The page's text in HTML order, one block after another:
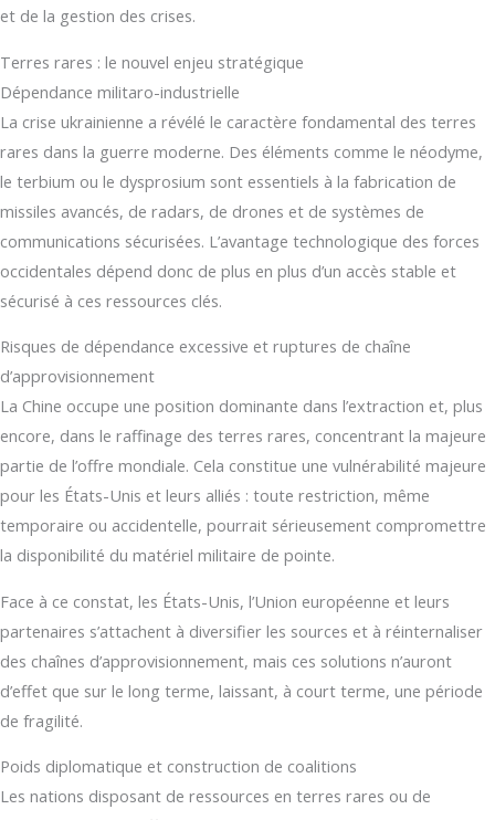
et de la gestion des crises.
Terres rares : le nouvel enjeu stratégique
Dépendance militaro-industrielle
La crise ukrainienne a révélé le caractère fondamental des terres
rares dans la guerre moderne. Des éléments comme le néodyme,
le terbium ou le dysprosium sont essentiels à la fabrication de
missiles avancés, de radars, de drones et de systèmes de
communications sécurisées. L’avantage technologique des forces
occidentales dépend donc de plus en plus d’un accès stable et
sécurisé à ces ressources clés.
Risques de dépendance excessive et ruptures de chaîne
d’approvisionnement
La Chine occupe une position dominante dans l’extraction et, plus
encore, dans le raffinage des terres rares, concentrant la majeure
partie de l’offre mondiale. Cela constitue une vulnérabilité majeure
pour les États-Unis et leurs alliés : toute restriction, même
temporaire ou accidentelle, pourrait sérieusement compromettre
la disponibilité du matériel militaire de pointe.
Face à ce constat, les États-Unis, l’Union européenne et leurs
partenaires s’attachent à diversifier les sources et à réinternaliser
des chaînes d’approvisionnement, mais ces solutions n’auront
d’effet que sur le long terme, laissant, à court terme, une période
de fragilité.
Poids diplomatique et construction de coalitions
Les nations disposant de ressources en terres rares ou de